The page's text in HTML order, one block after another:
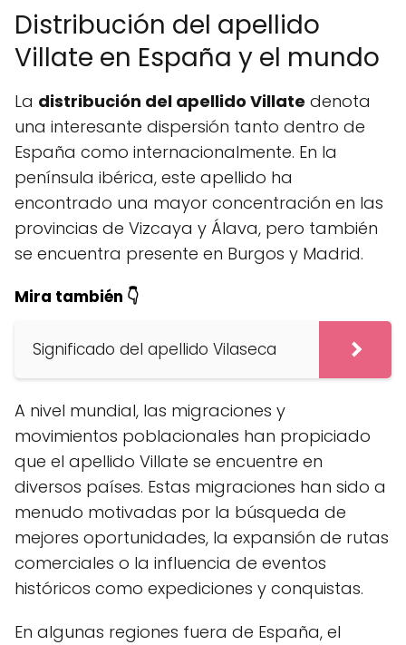
Distribución del apellido
Villate en España y el mundo
La distribución del apellido Villate denota
una interesante dispersión tanto dentro de
España como internacionalmente. En la
península ibérica, este apellido ha
encontrado una mayor concentración en las
provincias de Vizcaya y Álava, pero también
se encuentra presente en Burgos y Madrid.
Mira también 👇
Significado del apellido Vilaseca
A nivel mundial, las migraciones y
movimientos poblacionales han propiciado
que el apellido Villate se encuentre en
diversos países. Estas migraciones han sido a
menudo motivadas por la búsqueda de
mejores oportunidades, la expansión de rutas
comerciales o la influencia de eventos
históricos como expediciones y conquistas.
En algunas regiones fuera de España, el